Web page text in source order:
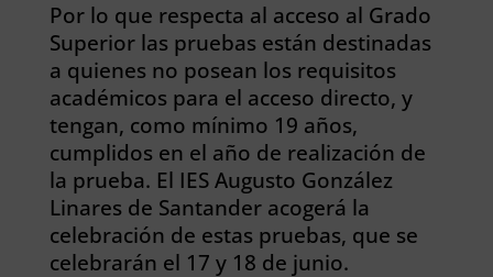
Por lo que respecta al acceso al Grado
Superior las pruebas están destinadas
a quienes no posean los requisitos
académicos para el acceso directo, y
tengan, como mínimo 19 años,
cumplidos en el año de realización de
la prueba. El IES Augusto González
Linares de Santander acogerá la
celebración de estas pruebas, que se
celebrarán el 17 y 18 de junio.